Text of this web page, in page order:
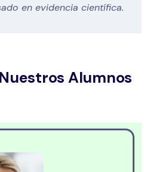
en evidencia científica.
Alumnos